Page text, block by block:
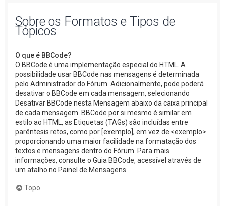
Sobre os Formatos e Tipos de
Tópicos
O que é BBCode?
O BBCode é uma implementação especial do HTML. A
possibilidade usar BBCode nas mensagens é determinada
pelo Administrador do Fórum. Adicionalmente, pode poderá
desativar o BBCode em cada mensagem, selecionando
Desativar BBCode nesta Mensagem abaixo da caixa principal
de cada mensagem. BBCode por si mesmo é similar em
estilo ao HTML, as Etiquetas (TAGs) são incluídas entre
parêntesis retos, como por [exemplo], em vez de <exemplo>
proporcionando uma maior facilidade na formatação dos
textos e mensagens dentro do Fórum. Para mais
informações, consulte o Guia BBCode, acessível através de
um atalho no Painel de Mensagens.
Topo